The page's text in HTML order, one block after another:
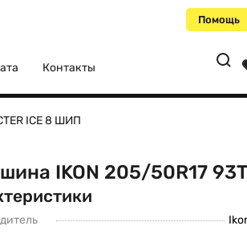
Помощь
Контакты
ICE 8 ШИП
IKON 205/50R17